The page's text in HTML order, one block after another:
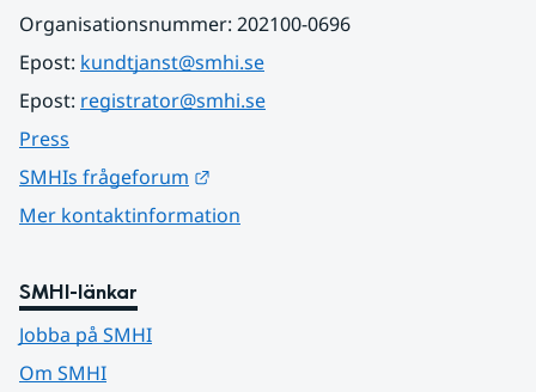
Organisationsnummer: 202100-0696
Epost: kundtjanst@smhi.se
Epost: registrator@smhi.se
Press
SMHIs frågeforum
Mer kontaktinformation
SMHI-länkar
Jobba på SMHI
Om SMHI